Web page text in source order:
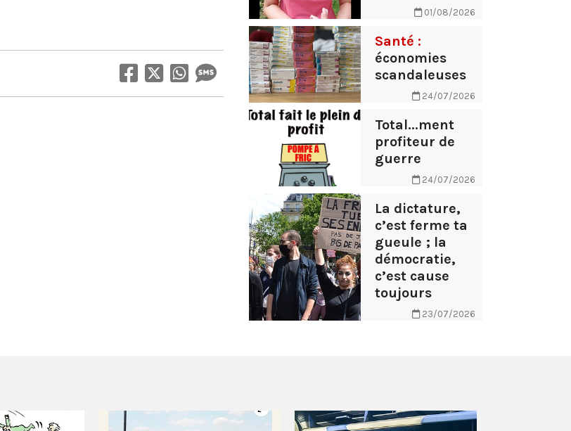
01/08/2026
Santé :
économies
scandaleuses
24/07/2026
Total...ment
profiteur de
guerre
24/07/2026
La dictature,
c’est ferme ta
gueule ; la
démocratie,
c’est cause
toujours
23/07/2026